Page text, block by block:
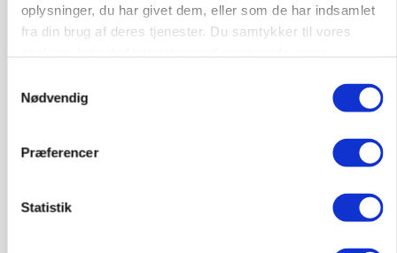
oplysninger, du har givet dem, eller som de har indsamlet
fra din brug af deres tjenester. Du samtykker til vores
Nødvendig
Præferencer
Statistik
Før såmaskinen kører: Her er efterårets største
skadedyrsrisici